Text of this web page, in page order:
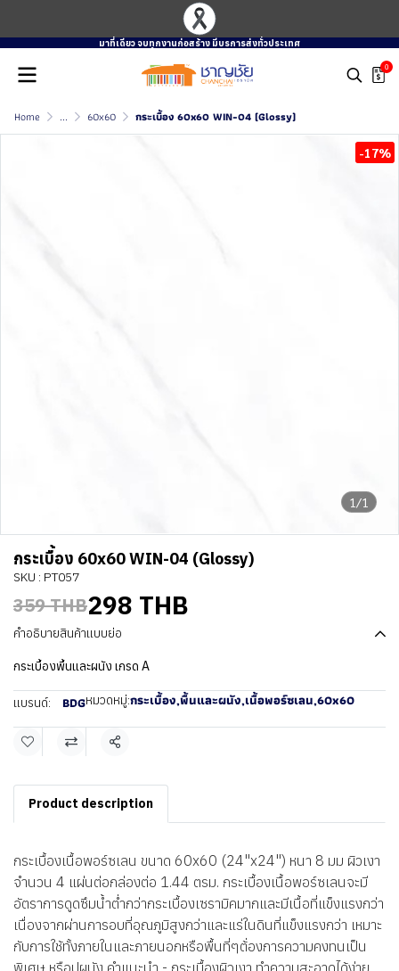
มาที่เดียว จบทุกงานก่อสร้าง มีบรการส่งทั่วประเทศ
0
Home ... 60x60 กระเบื้อง 60x60 WIN-04 (Glossy)
1/1
-17%
กระเบื้อง 60x60 WIN-04 (Glossy)
SKU : PT057
359 THB298 THB
คำอธิบายสินค้าแบบย่อ
กระเบื้องพื้นและผนัง เกรด A
แบรนด์: BDGหมวดหมู่:กระเบื้อง,พื้นและผนัง,เนื้อพอร์ซเลน,60x60
แชร์
Product description
กระเบื้องเนื้อพอร์ซเลน ขนาด 60x60 (24"x24") หนา 8 มม ผิวเงา
จำนวน 4 แผ่นต่อกล่องต่อ 1.44 ตรม. กระเบื้องเนื้อพอร์ซเลนจะมี
อัตราการดูดซึมน้ำต่ำกว่ากระเบื้องเซรามิคมากและมีเนื้อที่แข็งแรงกว่า
เนื่องจากผ่านการอบที่อุณภูมิสูงกว่าและแร่ในดินที่แข็งแรงกว่า เหมาะ
กับการใช้ทั้งภายในและภายนอกหรือพื้นที่ๆต้่องการความคงทนเป็น
พิเศษ หรือปูผนัง คำแนะนำ - กระเบื้องผิวเงา ทำความสะอาดได้ง่าย